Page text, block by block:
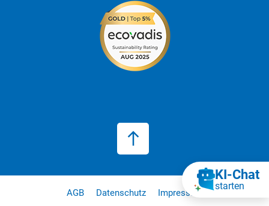
AGB Datenschutz
Impressum
KI‑Chat
starten